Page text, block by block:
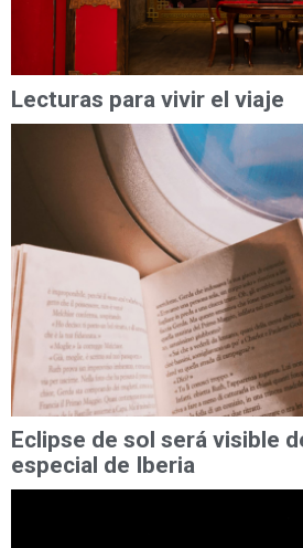
Lecturas para vivir el viaje
Eclipse de sol será visible
especial de Iberia